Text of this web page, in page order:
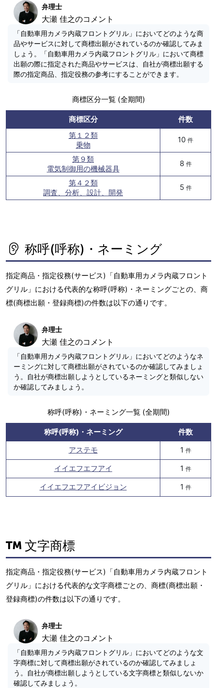
弁理士
大瀬 佳之のコメント
「自動車用カメラ内蔵フロントグリル」においてどのような商
品やサービスに対して商標出願がされているのか確認してみま
しょう。「自動車用カメラ内蔵フロントグリル」において商標
出願の際に指定された商品やサービスは、自社が商標出願する
際の指定商品、指定役務の参考にすることができます。
商標区分一覧 (全期間)
商標区分
件数
第１２類
乗物
10 件
第９類
電気制御用の機械器具
8 件
第４２類
調査、分析、設計、開発
5 件
称呼(呼称)・ネーミング
指定商品・指定役務(サービス)「自動車用カメラ内蔵フロント
グリル」における代表的な称呼(呼称)・ネーミングごとの、商
標(商標出願・登録商標)の件数は以下の通りです。
弁理士
大瀬 佳之のコメント
「自動車用カメラ内蔵フロントグリル」においてどのようなネ
ーミングに対して商標出願がされているのか確認してみましょ
う。自社が商標出願しようとしているネーミングと類似しない
か確認してみましょう。
称呼(呼称)・ネーミング一覧 (全期間)
称呼(呼称)・ネーミング
件数
アステモ
1 件
イイエフエフアイ 1 件
イイエフエフアイビジョン 1 件
文字商標
指定商品・指定役務(サービス)「自動車用カメラ内蔵フロント
グリル」における代表的な文字商標ごとの、商標(商標出願・
登録商標)の件数は以下の通りです。
弁理士
大瀬 佳之のコメント
「自動車用カメラ内蔵フロントグリル」においてどのような文
字商標に対して商標出願がされているのか確認してみましょ
う。自社が商標出願しようとしている文字商標と類似しないか
確認してみましょう。